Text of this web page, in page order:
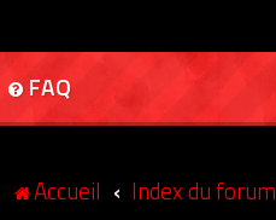
FAQ
Accueil Index du forum